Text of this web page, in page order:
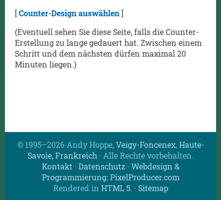
[Counter-Design auswählen]
(Eventuell sehen Sie diese Seite, falls die Counter-
Erstellung zu lange gedauert hat. Zwischen einem
Schritt und dem nächsten dürfen maximal 20
Minuten liegen.)
© 1995–2026 Andy Hoppe,Veigy-Foncenex,Haute-
Savoie, Frankreich · Alle Rechte vorbehalten.
Kontakt · Datenschutz· Webdesign &
Programmierung: PixelProducer.com
Rendered in HTML 5. · Sitemap